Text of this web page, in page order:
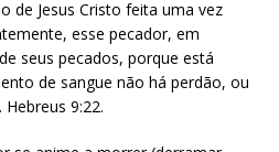
de Jesus Cristo feita uma vez
esse pecador, em
seus pecados, porque está
de sangue não há perdão, ou
9:22.